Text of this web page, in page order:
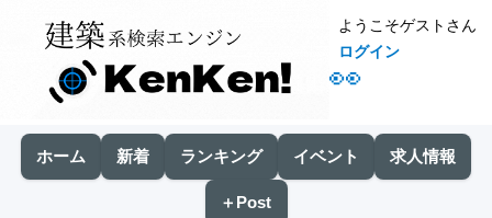
👀
ようこそゲストさん
ログイン
ホーム 新着 ランキング イベント 求人情報
＋Post